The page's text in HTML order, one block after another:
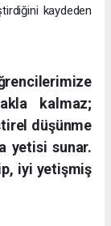
kaydeden
kalmaz;
düşünme
yetisi sunar.
iyi yetişmiş